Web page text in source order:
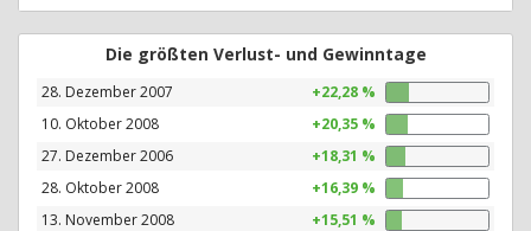
Die größten Verlust- und Gewinntage
28. Dezember 2007
+22,28 %
10. Oktober 2008
+20,35 %
27. Dezember 2006
+18,31 %
28. Oktober 2008
+16,39 %
13. November 2008
+15,51 %